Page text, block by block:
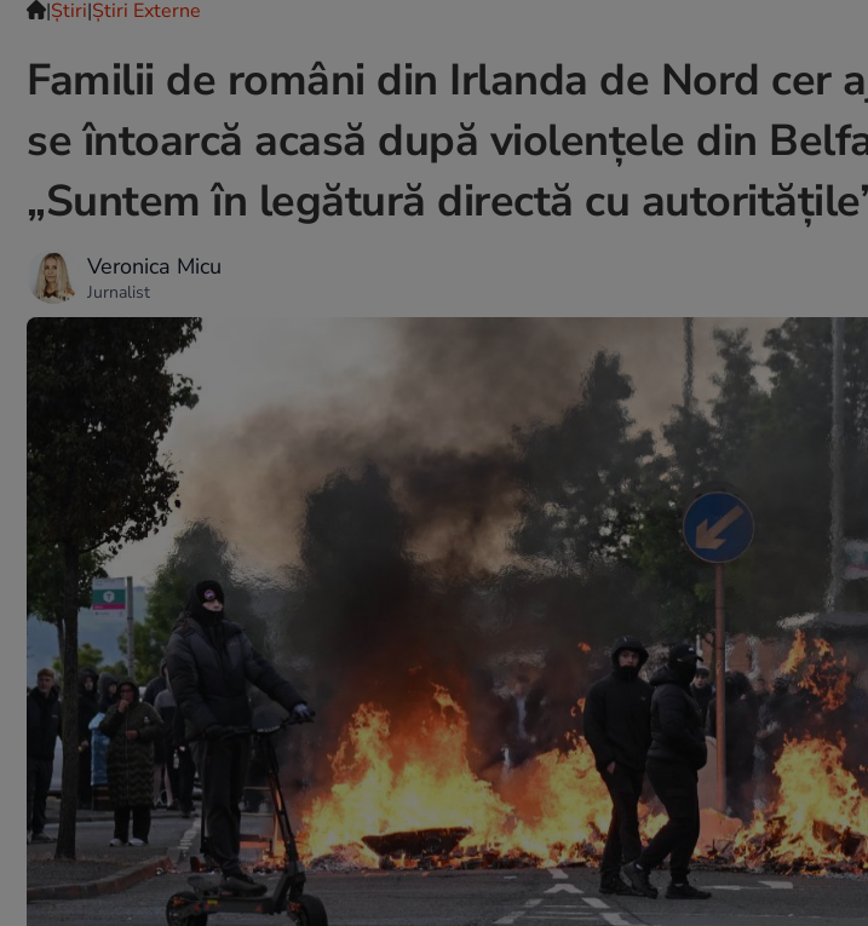
|Ştiri|Știri Externe
Familii de români din Irlanda de Nord cer
se întoarcă acasă după violențele din
„Suntem în legătură directă cu
Veronica Micu
Jurnalist